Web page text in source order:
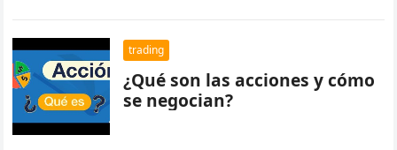
trading
¿Qué son las acciones y cómo
se negocian?